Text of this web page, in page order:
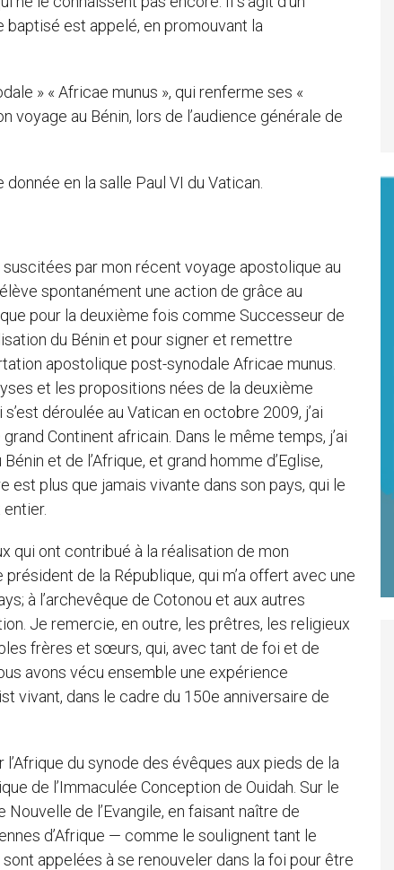
baptisé est appelé, en promouvant la
» « Africae munus », qui renferme ses «
voyage au Bénin, lors de l’audience générale de
en la salle Paul VI du Vatican.
par mon récent voyage apostolique au
spontanément une action de grâce au
pour la deuxième fois comme Successeur de
du Bénin et pour signer et remettre
apostolique post-synodale Africae munus.
et les propositions nées de la deuxième
déroulée au Vatican en octobre 2009, j’ai
Continent africain. Dans le même temps, j’ai
et de l’Afrique, et grand homme d’Eglise,
est plus que jamais vivante dans son pays, qui le
qui ont contribué à la réalisation de mon
de la République, qui m’a offert avec une
à l’archevêque de Cotonou et aux autres
Je remercie, en outre, les prêtres, les religieux
frères et sœurs, qui, avec tant de foi et de
avons vécu ensemble une expérience
vivant, dans le cadre du 150e anniversaire de
du synode des évêques aux pieds de la
de l’Immaculée Conception de Ouidah. Sur le
de l’Evangile, en faisant naître de
d’Afrique — comme le soulignent tant le
appelées à se renouveler dans la foi pour être